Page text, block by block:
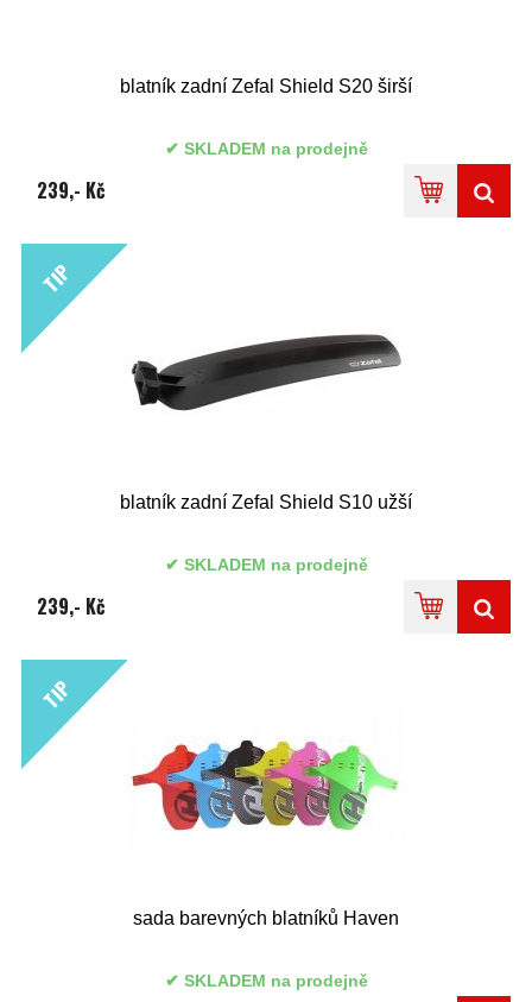
blatník zadní Zefal Shield S20 širší
SKLADEM na prodejně
239,- Kč
TIP
blatník zadní Zefal Shield S10 užší
SKLADEM na prodejně
239,- Kč
TIP
sada barevných blatníků Haven
SKLADEM na prodejně